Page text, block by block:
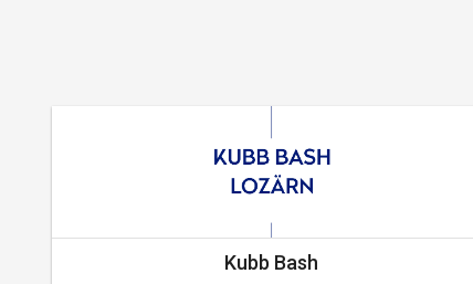
Kubb Bash